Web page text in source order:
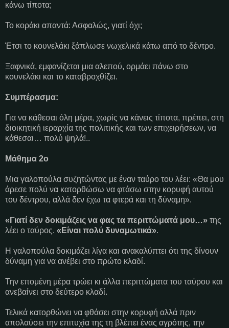
κάνω τίποτα;
Το κοράκι απαντά: Ασφαλώς, γιατί όχι;
Έτσι το κουνελάκι ξάπλωσε νωχελικά κάτω από το δέντρο.
Ξαφνικά, εμφανίζεται μια αλεπού, ορμάει πάνω στο
κουνελάκι και το καταβροχθίζει.
Συμπέρασμα:
Για να κάθεσαι όλη μέρα, χωρίς να κάνεις τίποτα, πρέπει, στη
διοικητική ιεραρχία της πολιτικής και των επιχειρήσεων, να
κάθεσαι… πολύ ψηλά!..
Μάθημα 2ο
Μια γαλοπούλα συζητώντας με έναν ταύρο του λέει: «Θα μου
άρεσε πολύ να κατορθώσω να φτάσω στην κορυφή αυτού
του δέντρου, αλλά δεν έχω τα φτερά και τη δύναμη».
«Γιατί δεν δοκιμάζεις να φας τα περιττώματά μου…» της
λέει ο ταύρος. «Είναι πολύ δυναμωτικά».
Η γαλοπούλα δοκιμάζει λίγα και ανακαλύπτει ότι της δίνουν
δύναμη για να ανέβει στο πρώτο κλαδί.
Την επομένη μέρα τρώει κι άλλα περιττώματα του ταύρου και
ανεβαίνει στο δεύτερο κλαδί.
Τελικά κατορθώνει να φθάσει στην κορυφή αλλά πριν
απολαύσει την επιτυχία της τη βλέπει ένας αγρότης, την